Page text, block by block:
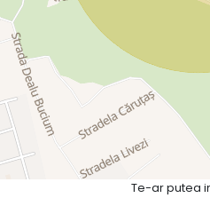
Te-ar putea